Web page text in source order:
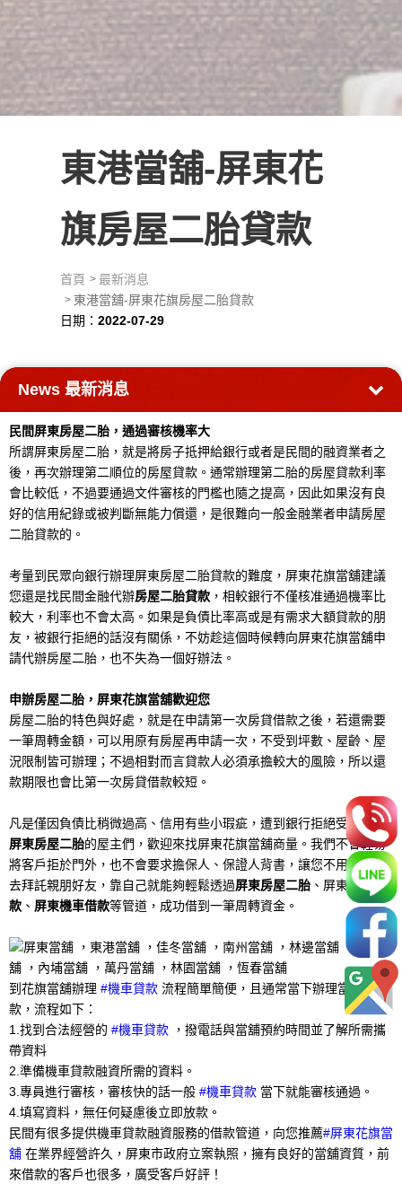
東港當舖-屏東花
旗房屋二胎貸款
首頁
最新消息
東港當舖-屏東花旗房屋二胎貸款
日期：2022-07-29
News 最新消息
民間屏東房屋二胎，通過審核機率大
所謂屏東房屋二胎，就是將房子抵押給銀行或者是民間的融資業者之
後，再次辦理第二順位的房屋貸款。通常辦理第二胎的房屋貸款利率
會比較低，不過要通過文件審核的門檻也隨之提高，因此如果沒有良
好的信用紀錄或被判斷無能力償還，是很難向一般金融業者申請房屋
二胎貸款的。
考量到民眾向銀行辦理屏東房屋二胎貸款的難度，屏東花旗當舖建議
您還是找民間金融代辦房屋二胎貸款 ，相較銀行不僅核准通過機率比
較大，利率也不會太高。如果是負債比率高或是有需求大額貸款的朋
友，被銀行拒絕的話沒有關係，不妨趁這個時候轉向屏東花旗當舖申
請代辦房屋二胎，也不失為一個好辦法。
申辦房屋二胎，屏東花旗當舖歡迎您
房屋二胎的特色與好處，就是在申請第一次房貸借款之後，若還需要
一筆周轉金額，可以用原有房屋再申請一次，不受到坪數、屋齡、屋
況限制皆可辦理；不過相對而言貸款人必須承擔較大的風險，所以還
款期限也會比第一次房貸借款較短。
凡是僅因負債比稍微過高、信用有些小瑕疵，遭到銀行拒絕受限申請
屏東房屋二胎的屋主們，歡迎來找屏東花旗當舖商量。我們不會輕易
將客戶拒於門外，也不會要求擔保人、保證人背書，讓您不用再四處
去拜託親朋好友，靠自己就能夠輕鬆透過屏東房屋二胎 、屏東汽車借
款 、 屏東機車借款等管道，成功借到一筆周轉資金。
到花旗當舖辦理 #機車貸款 流程簡單簡便，且通常當下辦理當下撥
款，流程如下：
1.找到合法經營的 #機車貸款 ，撥電話與當舖預約時間並了解所需攜
帶資料
2.準備機車貸款融資所需的資料。
3.專員進行審核，審核快的話一般 #機車貸款 當下就能審核通過。
4.填寫資料，無任何疑慮後立即放款。
民間有很多提供機車貸款融資服務的借款管道，向您推薦#屏東花旗當
舖 在業界經營許久，屏東市政府立案執照，擁有良好的當舖資質，前
來借款的客戶也很多，廣受客戶好評！